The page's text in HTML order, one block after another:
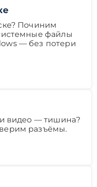
Починим
файлы
— без потери
видео — тишина?
разъёмы.